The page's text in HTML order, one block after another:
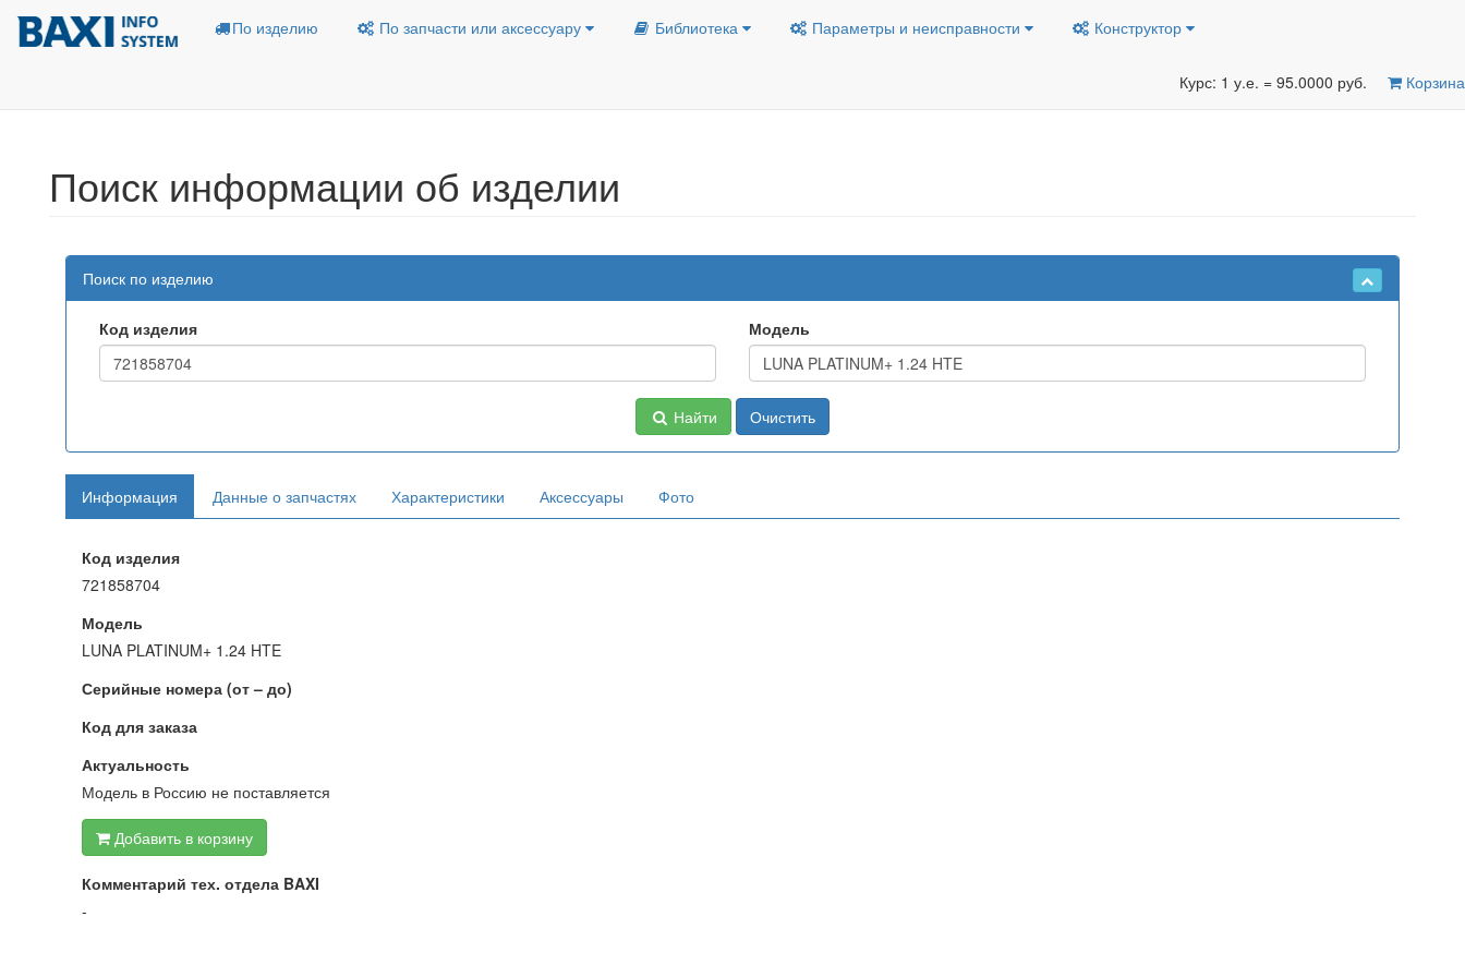
По изделию По запчасти или аксессуару Библиотека Параметры и неисправности Конструктор
Курс: 1 у.е. = 95.0000 руб. Корзина
Поиск информации об изделии
Поиск по изделию
Код изделия Модель
Найти Очистить
Информация Данные о запчастях Характеристики Аксессуары Фото
Код изделия
721858704
Модель
LUNA PLATINUM+ 1.24 HTE
Серийные номера (от – до)
Код для заказа
Актуальность
Модель в Россию не поставляется
Добавить в корзину
Комментарий тех. отдела BAXI
-